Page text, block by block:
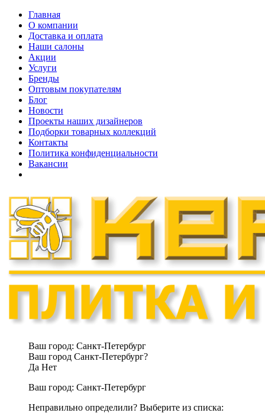
Главная
О компании
Доставка и оплата
Наши cалоны
Акции
Услуги
Бренды
Оптовым покупателям
Блог
Новости
Проекты наших дизайнеров
Подборки товарных коллекций
Контакты
Политика конфиденциальности
Вакансии
Ваш город: Санкт-Петербург
Ваш город Санкт-Петербург?
Да Нет
Ваш город: Санкт-Петербург
Неправильно определили? Выберите из списка: